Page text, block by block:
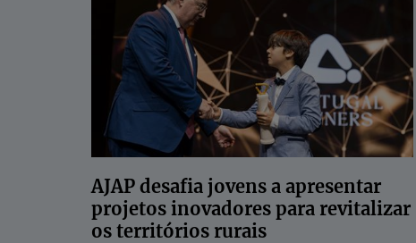
AJAP desafia jovens a apresentar
projetos inovadores para revitalizar
os territórios rurais